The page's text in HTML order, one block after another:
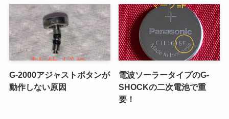
G-2000アジャストボタンが
動作しない原因
電波ソーラータイプのG-
SHOCKの二次電池で重
要！